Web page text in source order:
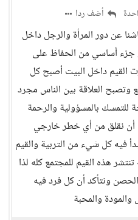
أضف ردا
عن دور المرأة والرجل داخل
جزء أساسي من الحفاظ على
القيم داخل البيت أصبح كل
العلاقة بين الناس مجرد
للتمسك بالمسؤولية والرحمة
أن نقلق من أي خطر خارجي
فيه كل شيء من التربية والقيم
تنتشر هذه القيم للمجتمع كله لذا
ونتأكد أن كل فرد فيه
والمحبة